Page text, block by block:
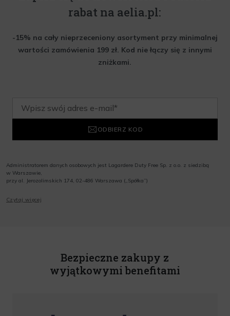
rabat na aelia.pl:
-15% na cały nieprzeceniony asortyment przy minimalnej
wartości zamówienia 199 zł. Kod nie łączy się z innymi
zniżkami.
ODBIERZ KOD
Administratorem danych osobowych jest Lagardere Duty Free Sp. z o.o. z siedzibą
w Warszawie,
przy al. Jerozolimskich 174, 02-486 Warszawa („Spółka”)
o.o. informacji handlowych, w tym newslettera, informacji o promocjach i
Czytaj więcej
Bezpieczne zakupy z
wyjątkowymi benefitami